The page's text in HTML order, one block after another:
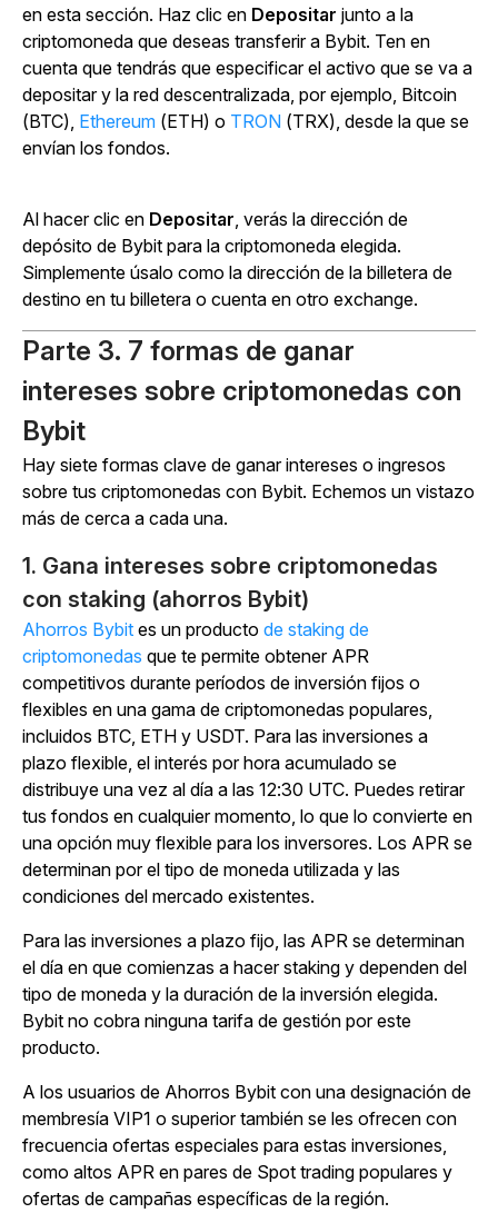
en esta sección. Haz clic en Depositar junto a la
criptomoneda que deseas transferir a Bybit. Ten en
cuenta que tendrás que especificar el activo que se va a
depositar y la red descentralizada, por ejemplo, Bitcoin
(BTC), Ethereum (ETH) o TRON (TRX), desde la que se
envían los fondos.
Al hacer clic en Depositar , verás la dirección de
depósito de Bybit para la criptomoneda elegida.
Simplemente úsalo como la dirección de la billetera de
destino en tu billetera o cuenta en otro exchange.
Parte 3. 7 formas de ganar
intereses sobre criptomonedas con
Bybit
Hay siete formas clave de ganar intereses o ingresos
sobre tus criptomonedas con Bybit. Echemos un vistazo
más de cerca a cada una.
1. Gana intereses sobre criptomonedas
con staking (ahorros Bybit)
Ahorros Bybit es un producto de staking de
criptomonedas que te permite obtener APR
competitivos durante períodos de inversión fijos o
flexibles en una gama de criptomonedas populares,
incluidos BTC, ETH y USDT. Para las inversiones a
plazo flexible, el interés por hora acumulado se
distribuye una vez al día a las 12:30 UTC. Puedes retirar
tus fondos en cualquier momento, lo que lo convierte en
una opción muy flexible para los inversores. Los APR se
determinan por el tipo de moneda utilizada y las
condiciones del mercado existentes.
Para las inversiones a plazo fijo, las APR se determinan
el día en que comienzas a hacer staking y dependen del
tipo de moneda y la duración de la inversión elegida.
Bybit no cobra ninguna tarifa de gestión por este
producto.
A los usuarios de Ahorros Bybit con una designación de
membresía VIP1 o superior también se les ofrecen con
frecuencia ofertas especiales para estas inversiones,
como altos APR en pares de Spot trading populares y
ofertas de campañas específicas de la región.